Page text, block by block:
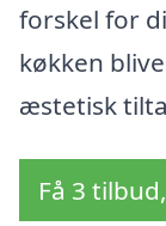
forskel for
køkken
æstetisk
Få 3